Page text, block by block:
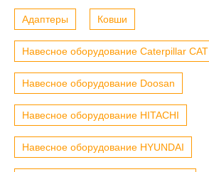
Адаптеры Ковши
Навесное оборудование Caterpillar CAT
Навесное оборудование Doosan
Навесное оборудование HITACHI
Навесное оборудование HYUNDAI